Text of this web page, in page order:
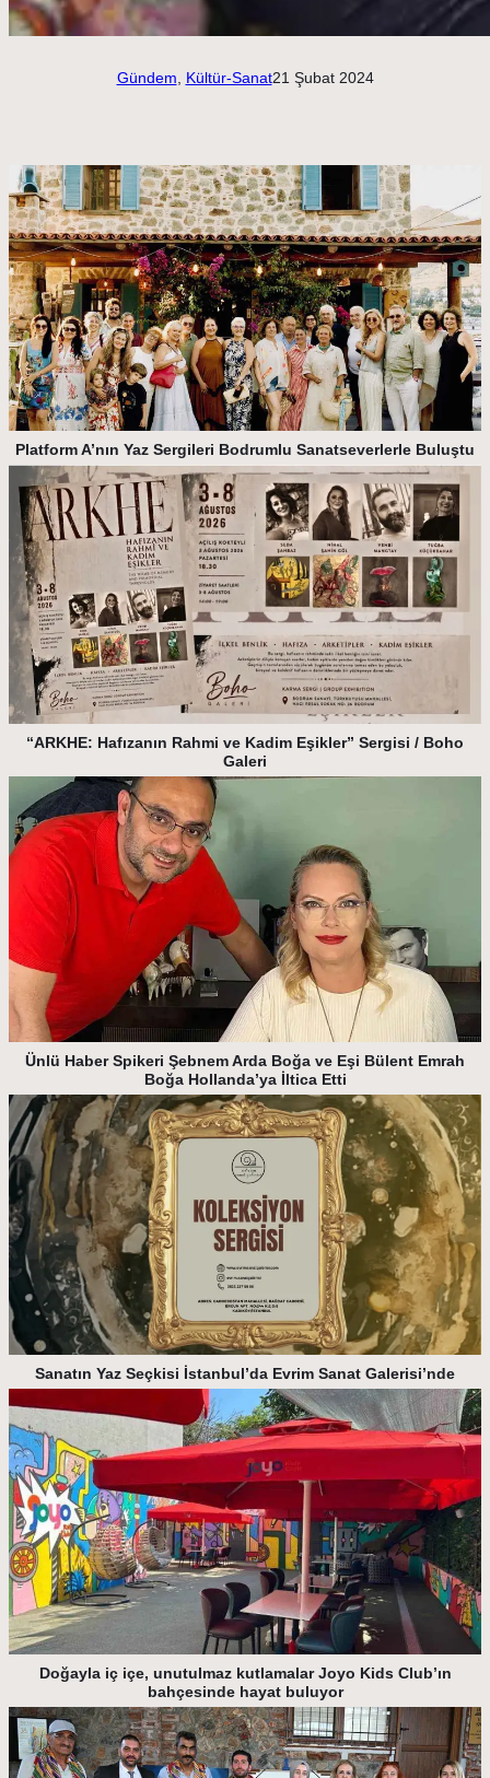
Gündem Kültür-Sanat21 Şubat 2024
Platform A’nın Yaz Sergileri Bodrumlu Sanatseverlerle Buluştu
“ARKHE: Hafızanın Rahmi ve Kadim Eşikler” Sergisi / Boho
Galeri
Ünlü Haber Spikeri Şebnem Arda Boğa ve Eşi Bülent Emrah
Boğa Hollanda’ya İltica Etti
Sanatın Yaz Seçkisi İstanbul’da Evrim Sanat Galerisi’nde
Doğayla iç içe, unutulmaz kutlamalar Joyo Kids Club’ın
bahçesinde hayat buluyor